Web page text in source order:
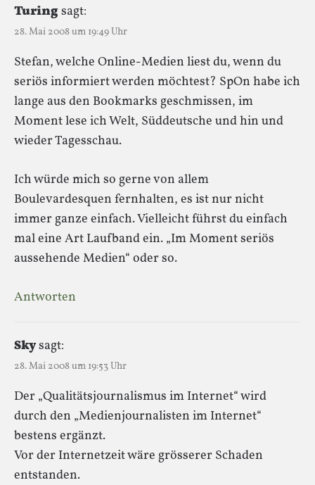
Turingsagt:
28. Mai 2008 um 19:49 Uhr
Stefan, welche Online-Medien liest du, wenn du
seriös informiert werden möchtest? SpOn habe ich
lange aus den Bookmarks geschmissen, im
Moment lese ich Welt, Süddeutsche und hin und
wieder Tagesschau.
Ich würde mich so gerne von allem
Boulevardesquen fernhalten, es ist nur nicht
immer ganze einfach. Vielleicht führst du einfach
mal eine Art Laufband ein. „Im Moment seriös
aussehende Medien“ oder so.
Antworten
Skysagt:
28. Mai 2008 um 19:53 Uhr
Der „Qualitätsjournalismus im Internet“ wird
durch den „Medienjournalisten im Internet“
bestens ergänzt.
Vor der Internetzeit wäre grösserer Schaden
entstanden.